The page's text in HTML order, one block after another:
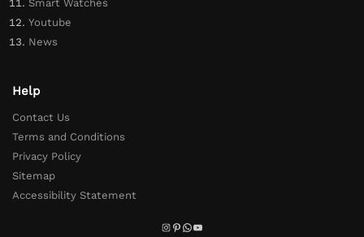
Smart Watches
Youtube
News
Help
Contact Us
Terms and Conditions
Privacy Policy
Sitemap
Accessibility Statement